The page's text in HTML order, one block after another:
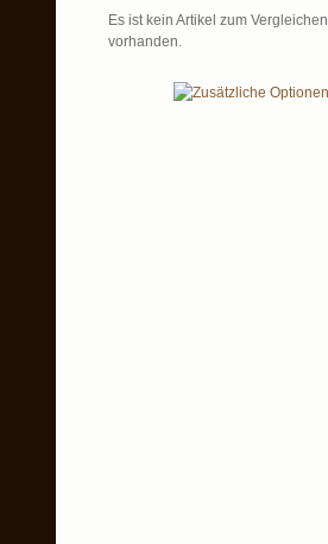
Es ist kein Artikel zum Vergleichen
vorhanden.